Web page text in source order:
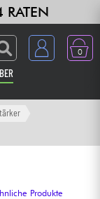
0
Produkte